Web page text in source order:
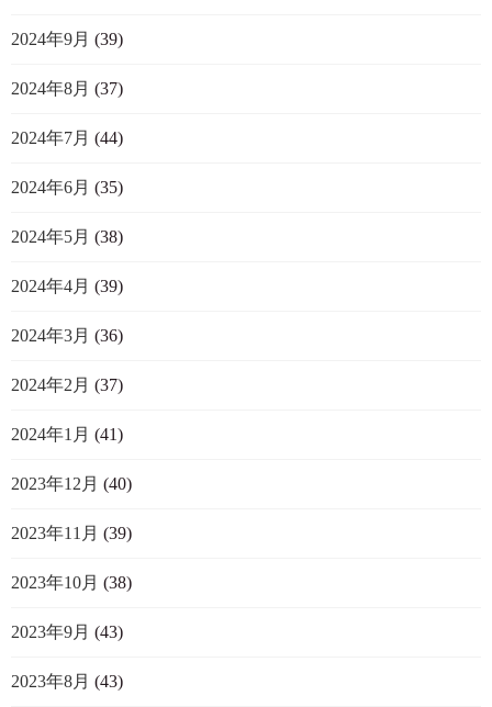
2024年9月 (39)
2024年8月 (37)
2024年7月 (44)
2024年6月 (35)
2024年5月 (38)
2024年4月 (39)
2024年3月 (36)
2024年2月 (37)
2024年1月 (41)
2023年12月 (40)
2023年11月 (39)
2023年10月 (38)
2023年9月 (43)
2023年8月 (43)